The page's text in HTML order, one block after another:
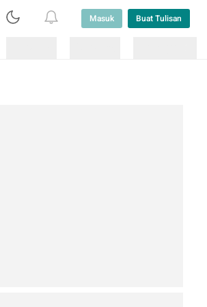
Masuk Buat Tulisan